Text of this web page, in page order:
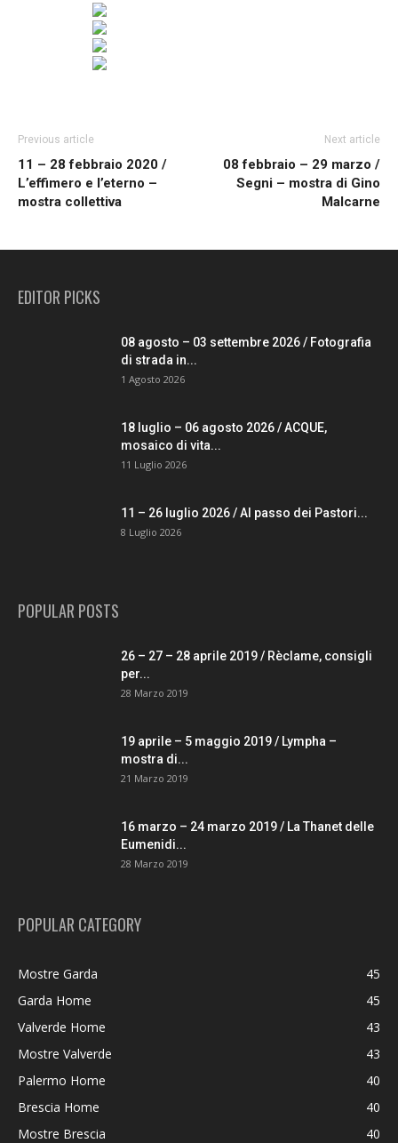
Previous article
11 – 28 febbraio 2020 /
L’effimero e l’eterno –
mostra collettiva
Next article
08 febbraio – 29 marzo /
Segni – mostra di Gino
Malcarne
EDITOR PICKS
08 agosto – 03 settembre 2026 / Fotografia
di strada in...
1 Agosto 2026
18 luglio – 06 agosto 2026 / ACQUE,
mosaico di vita...
11 Luglio 2026
11 – 26 luglio 2026 / Al passo dei Pastori...
8 Luglio 2026
POPULAR POSTS
26 – 27 – 28 aprile 2019 / Rèclame, consigli
per...
28 Marzo 2019
19 aprile – 5 maggio 2019 / Lympha –
mostra di...
21 Marzo 2019
16 marzo – 24 marzo 2019 / La Thanet delle
Eumenidi...
28 Marzo 2019
POPULAR CATEGORY
Mostre Garda
45
Garda Home
45
Valverde Home
43
Mostre Valverde
43
Palermo Home
40
Brescia Home
40
Mostre Brescia
40